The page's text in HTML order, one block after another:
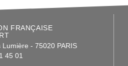
FRANÇAISE
- 75020 PARIS
45 01